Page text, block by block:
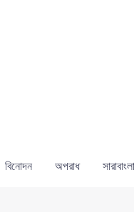
বিনোদন অপরাধ সারাবাংলা